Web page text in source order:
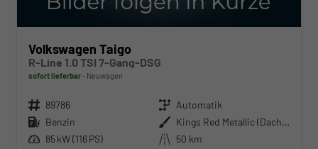
Volkswagen Taigo
R-Line 1.0 TSI 7-Gang-DSG
sofort lieferbar Neuwagen
Fahrzeugnr. 89786 Getriebe Automatik
Kraftstoff Benzin Außenfarbe
Kings Red Metallic (Dach in Schwarz)
Leistung 85 kW (116 PS) Kilometerstand 50 km